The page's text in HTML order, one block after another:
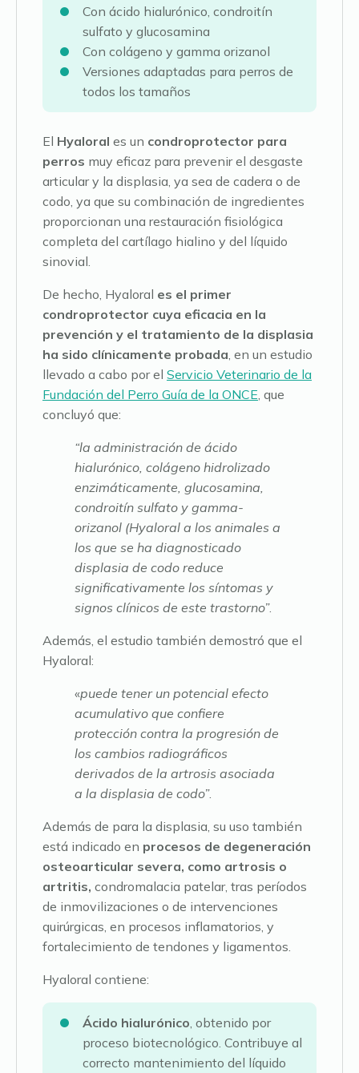
Con ácido hialurónico, condroitín
sulfato y glucosamina
Con colágeno y gamma orizanol
Versiones adaptadas para perros de
todos los tamaños
El Hyaloral es un condroprotector para
perros muy eficaz para prevenir el desgaste
articular y la displasia, ya sea de cadera o de
codo, ya que su combinación de ingredientes
proporcionan una restauración fisiológica
completa del cartílago hialino y del líquido
sinovial.
De hecho, Hyaloral es el primer
condroprotector cuya eficacia en la
prevención y el tratamiento de la displasia
ha sido clínicamente probada , en un estudio
llevado a cabo por el Servicio Veterinario de la
Fundación del Perro Guía de la ONCE , que
concluyó que:
“la administración de ácido
hialurónico, colágeno hidrolizado
enzimáticamente, glucosamina,
condroitín sulfato y gamma-
orizanol (Hyaloral a los animales a
los que se ha diagnosticado
displasia de codo reduce
significativamente los síntomas y
signos clínicos de este trastorno”.
Además, el estudio también demostró que el
Hyaloral:
«puede tener un potencial efecto
acumulativo que confiere
protección contra la progresión de
los cambios radiográficos
derivados de la artrosis asociada
a la displasia de codo”.
Además de para la displasia, su uso también
está indicado en procesos de degeneración
osteoarticular severa, como artrosis o
artritis, condromalacia patelar, tras períodos
de inmovilizaciones o de intervenciones
quirúrgicas, en procesos inflamatorios, y
fortalecimiento de tendones y ligamentos.
Hyaloral contiene:
Ácido hialurónico , obtenido por
proceso biotecnológico. Contribuye al
correcto mantenimiento del líquido